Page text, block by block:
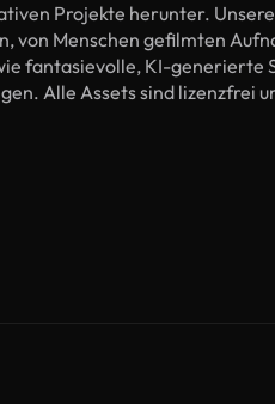
Projekte herunter.
von Menschen gefilmten
fantasievolle, KI-generierte
Alle Assets sind lizenzfrei